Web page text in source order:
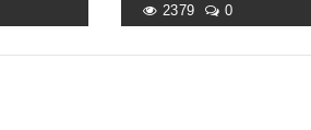
2379 0